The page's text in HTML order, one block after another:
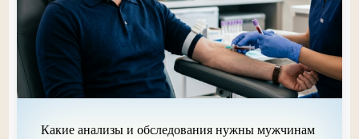
Какие анализы и обследования нужны мужчинам